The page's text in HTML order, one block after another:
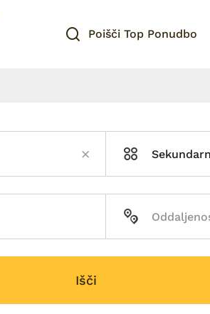
Poišči Top Ponudbo
Išči